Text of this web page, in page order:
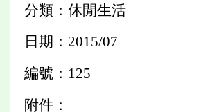
分類：休閒生活
日期：2015/07
編號：125
附件：